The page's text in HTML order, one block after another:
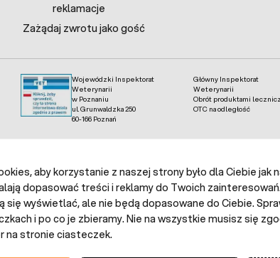
reklamacje
Zażądaj zwrotu jako gość
Wojewódzki Inspektorat
Weterynarii
w Poznaniu
ul. Grunwaldzka 250
60-166 Poznań
Główny Inspektorat
Weterynarii
Obrót produktami
OTC na odległość
aby korzystanie z naszej strony było dla Ciebie
dopasować treści i reklamy do Twoich
się wyświetlać, ale nie będą dopasowane do Ciebie.
i po co je zbieramy. Nie na wszystkie musisz się
na stronie ciasteczek.